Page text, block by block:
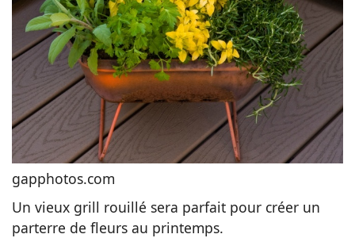
gapphotos.com
Un vieux grill rouillé sera parfait pour créer un
parterre de fleurs au printemps.